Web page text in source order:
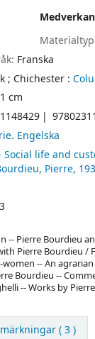
Franska
; Chichester :
cm
Engelska
Social life and
Pierre,
-- Pierre Bourdieu
Pierre Bourdieu /
-- An
Bourdieu --
-- Works by
( 3 )